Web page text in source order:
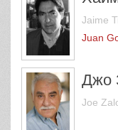
Jaime
Juan
Джо
Joe